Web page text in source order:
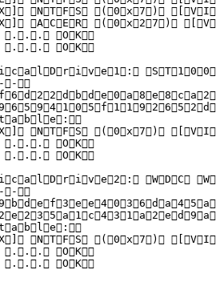
 N T F S   ( 0 x 7 ) 
 A C E R   ( 0 x 2 7 ) 
 O K  
 O K  
  
 
 N T F S   ( 0 x 7 ) 
 O K  
 O K  
 W D C 
  
 
 N T F S   ( 0 x 7 ) 
 O K  
 O K  